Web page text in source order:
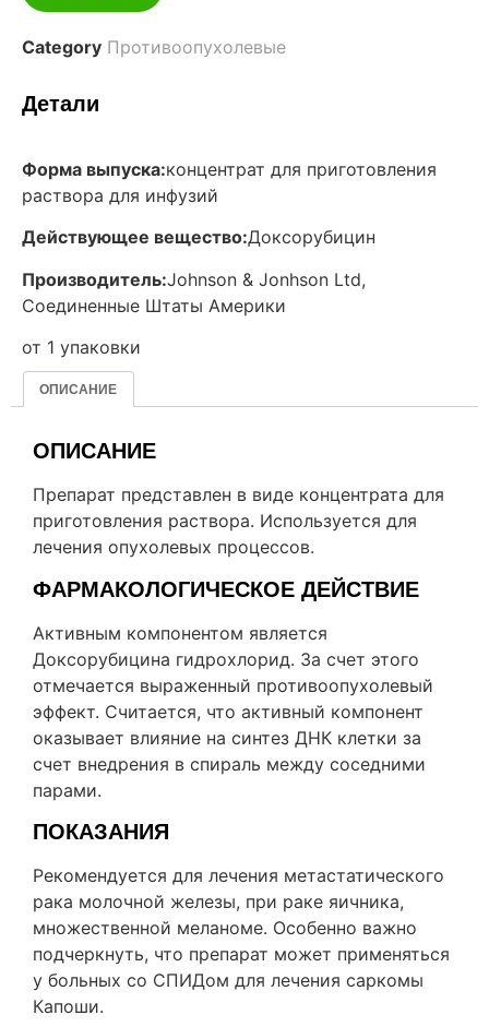
Category Противоопухолевые
Детали
Форма выпуска:концентрат для приготовления
раствора для инфузий
Действующее вещество:Доксорубицин
Производитель:Johnson & Jonhson Ltd,
Соединенные Штаты Америки
от 1 упаковки
ОПИСАНИЕ
ОПИСАНИЕ
Препарат представлен в виде концентрата для
приготовления раствора. Используется для
лечения опухолевых процессов.
ФАРМАКОЛОГИЧЕСКОЕ ДЕЙСТВИЕ
Активным компонентом является
Доксорубицина гидрохлорид. За счет этого
отмечается выраженный противоопухолевый
эффект. Считается, что активный компонент
оказывает влияние на синтез ДНК клетки за
счет внедрения в спираль между соседними
парами.
ПОКАЗАНИЯ
Рекомендуется для лечения метастатического
рака молочной железы, при раке яичника,
множественной меланоме. Особенно важно
подчеркнуть, что препарат может применяться
у больных со СПИДом для лечения саркомы
Капоши.